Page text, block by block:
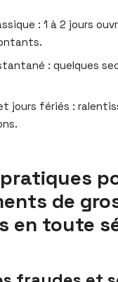
: 1 à 2 jours
: quelques
jours fériés :
de
en toute